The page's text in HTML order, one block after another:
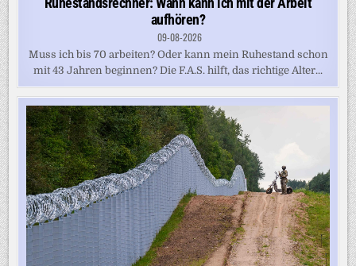
aufhören?
09-08-2026
Muss ich bis 70 arbeiten? Oder kann mein Ruhestand schon
mit 43 Jahren beginnen? Die F.A.S. hilft, das richtige Alter...